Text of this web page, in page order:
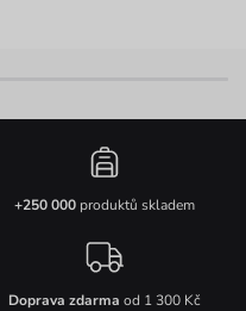
+250 000produktů skladem
Doprava zdarma od 1 300 Kč